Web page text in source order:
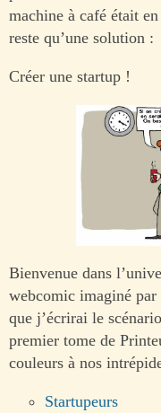
machine à café était
reste qu’une solution :
Créer une startup !
Bienvenue dans
webcomic imaginé
que j’écrirai le
premier tome de
couleurs à nos
Startupeurs